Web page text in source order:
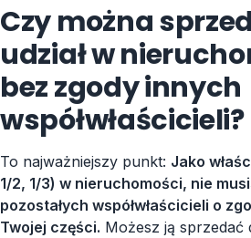
Czy można
udział w
bez zgody innych
współwłaścicieli?
To najważniejszy punkt: Jako
1/2, 1/3) w nieruchomości, nie
pozostałych współwłaścicieli o
Twojej części. Możesz ją sprzedać